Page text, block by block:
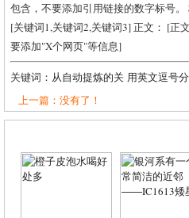
包含，不要添加引用链接的数字标号
[关键词1,关键词2,关键词3] 正文： [正
要添加"X个网页"等信息]
关键词： 从自动提炼的关 用英文逗号
上一篇：没有了！